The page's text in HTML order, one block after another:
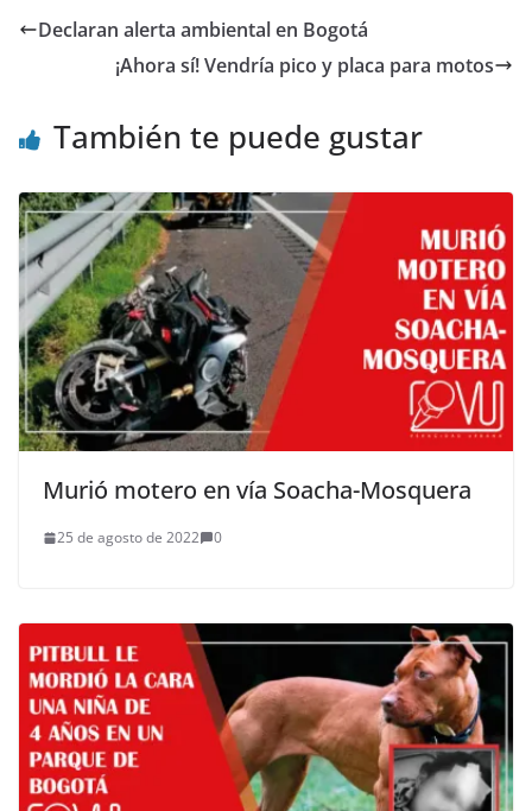
Declaran alerta ambiental en Bogotá
¡Ahora sí! Vendría pico y placa para motos
También te puede gustar
Murió motero en vía Soacha-Mosquera
25 de agosto de 2022 0